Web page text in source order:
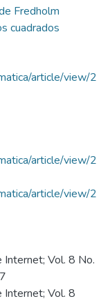
Fredholm
cuadrados
article/view/2
article/view/2
article/view/2
Internet; Vol. 8 No.
Internet; Vol. 8